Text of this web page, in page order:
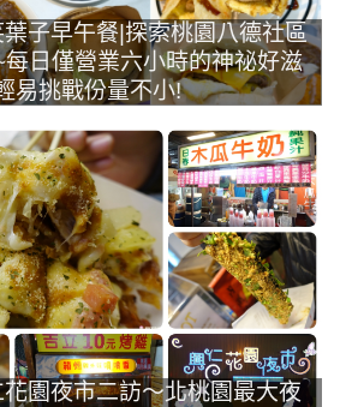
葉子早午餐|探索桃園八德社區
日僅營業六小時的神祕好滋
易挑戰份量不小!
園夜市二訪～北桃園最大夜